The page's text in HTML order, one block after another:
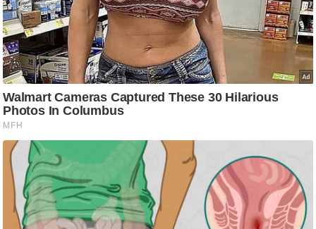
म
यि
क
मा
तृ
भू
मि
स्तं
म
.